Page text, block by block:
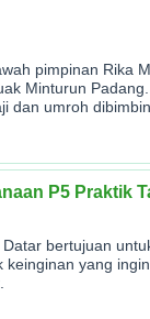
pimpinan
Minturun
dan umroh
P5 Praktik
bertujuan
yang